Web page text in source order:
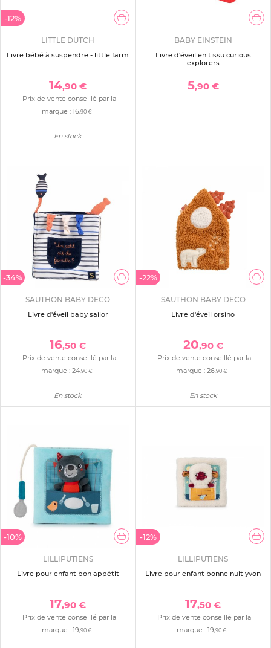
-12%
LITTLE DUTCH
Livre bébé à suspendre - little farm
14,90 €
Prix de vente conseillé par la
marque : 16,90 €
En stock
BABY EINSTEIN
Livre d'éveil en tissu curious
explorers
5,90 €
-34%
SAUTHON BABY DECO
Livre d'éveil baby sailor
16,50 €
Prix de vente conseillé par la
marque : 24,90 €
En stock
-22%
SAUTHON BABY DECO
Livre d'éveil orsino
20,90 €
Prix de vente conseillé par la
marque :26,90 €
En stock
-10%
LILLIPUTIENS
Livre pour enfant bon appétit
17,90 €
Prix de vente conseillé par la
marque : 19,90 €
-12%
LILLIPUTIENS
Livre pour enfant bonne nuit yvon
17,50 €
Prix de vente conseillé par la
marque :19,90 €